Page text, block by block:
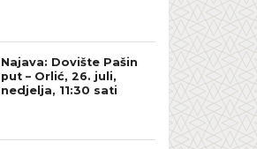
Najava: Dovište Pašin
put – Orlić, 26. juli,
nedjelja, 11:30 sati